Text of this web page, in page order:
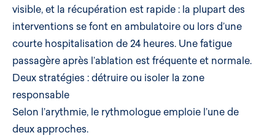
visible, et la récupération est rapide : la plupart des
interventions se font en ambulatoire ou lors d’une
courte hospitalisation de 24 heures. Unefatigue
passagère après l’ablation est fréquente et normale.
Deux stratégies : détruire ou isoler la zone
responsable
Selon l’arythmie, le rythmologue emploie l’une de
deux approches.